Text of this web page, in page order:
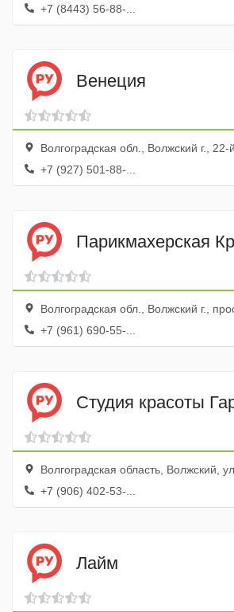
+7 (8443) 56-88-...
Венеция
Волгоградская обл., Волжский г., 22-й
+7 (927) 501-88-...
Парикмахерская
Волгоградская обл., Волжский г.,
+7 (961) 690-55-...
Студия красоты
Волгоградская область, Волжский,
+7 (906) 402-53-...
Лайм